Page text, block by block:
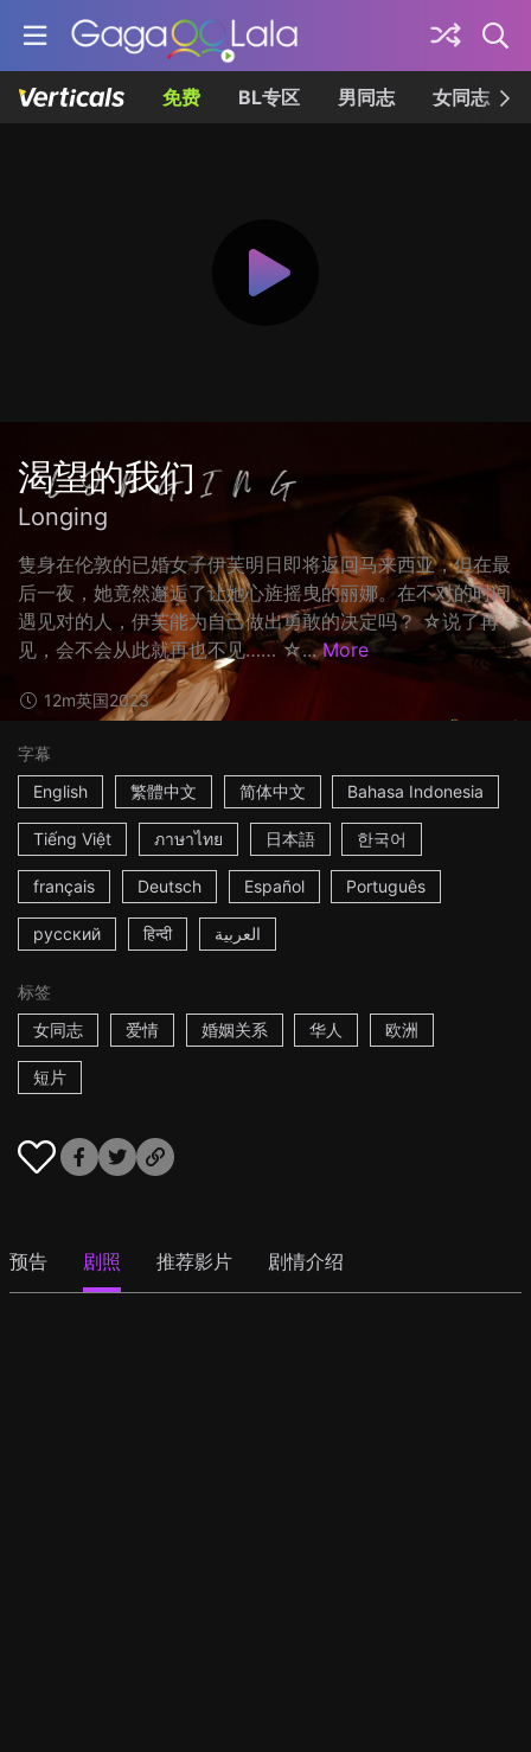
免费 BL专区 男同志 女同志
渴望的我们
Longing
隻身在伦敦的已婚女子伊芙明日即将返回马来西亚，但在最
后一夜，她竟然邂逅了让她心旌摇曳的丽娜。在不对的时间
遇见对的人，伊芙能为自己做出勇敢的决定吗？ ☆说了再
见，会不会从此就再也不见…… ☆... More
12m英国2023
字幕
English
繁體中文 简体中文 Bahasa Indonesia
Tiếng Việt ภาษาไทย 日本語 한국어
français Deutsch Español Português
русский हिन्दी العربية
标签
女同志
爱情 婚姻关系 华人 欧洲
短片
预告 剧照 推荐影片 剧情介绍